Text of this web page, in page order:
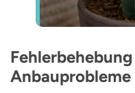
Anbauprobleme